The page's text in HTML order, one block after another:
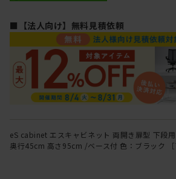
■【法人向け】無料見積依頼
eS cabinet エスキャビネット 両開き扉型 下段
奥行45cm 高さ95cm /ベース付 色：ブラック ［